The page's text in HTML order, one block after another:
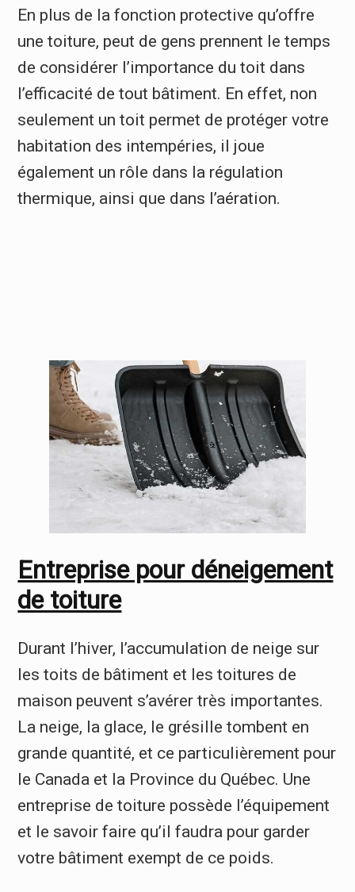
En plus de la fonction protective qu’offre
une toiture, peut de gens prennent le temps
de considérer l’importance du toit dans
l’efficacité de tout bâtiment. En effet, non
seulement un toit permet de protéger votre
habitation des intempéries, il joue
également un rôle dans la régulation
thermique, ainsi que dans l’aération.
Entreprise pour déneigement
de toiture
Durant l’hiver, l’accumulation de neige sur
les toits de bâtiment et les toitures de
maison peuvent s’avérer très importantes.
La neige, la glace, le grésille tombent en
grande quantité, et ce particulièrement pour
le Canada et la Province du Québec. Une
entreprise de toiture possède l’équipement
et le savoir faire qu’il faudra pour garder
votre bâtiment exempt de ce poids.